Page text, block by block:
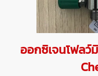
ออกซิเจนโฟล